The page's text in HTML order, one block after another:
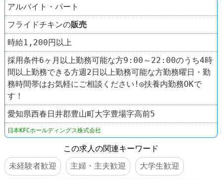
アルバイト・パート
フライドチキンの販売
時給1,200円以上
採用条件6ヶ月以上勤務可能な方9:00～22:00のうち4時
間以上勤務できる方週2日以上勤務可能な方勤務曜日・勤
務時間帯はお気軽にご相談ください!◎扶養内勤務OKで
す！
愛知県西春日井郡豊山町大字豊場字高前5
日本KFCホールディングス株式会社
この求人の関連キーワード
未経験者歓迎
主婦・主夫歓迎 大学生歓迎